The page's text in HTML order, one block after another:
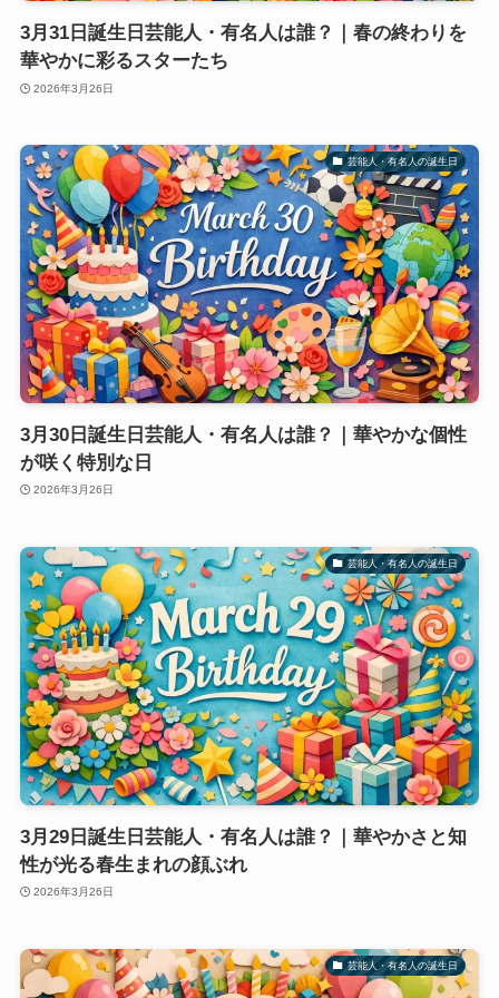
3月31日誕生日芸能人・有名人は誰？｜春の終わりを
華やかに彩るスターたち
2026年3月26日
芸能人・有名人の誕生日
3月30日誕生日芸能人・有名人は誰？｜華やかな個性
が咲く特別な日
2026年3月26日
芸能人・有名人の誕生日
3月29日誕生日芸能人・有名人は誰？｜華やかさと知
性が光る春生まれの顔ぶれ
2026年3月26日
芸能人・有名人の誕生日